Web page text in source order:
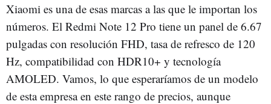
Xiaomi es una de esas marcas a las que le importan los
números. El Redmi Note 12 Pro tiene un panel de 6.67
pulgadas con resolución FHD, tasa de refresco de 120
Hz, compatibilidad con HDR10+ y tecnología
AMOLED. Vamos, lo que esperaríamos de un modelo
de esta empresa en este rango de precios, aunque